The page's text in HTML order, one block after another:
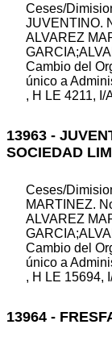
Ceses/
JUVENTINO.
ALVAREZ
Cambio del
único a
, H LE 4211, I/
13963 -
SOCIEDAD
Ceses/
MARTINEZ.
ALVAREZ
Cambio del
único a
, H LE 15694,
13964 -